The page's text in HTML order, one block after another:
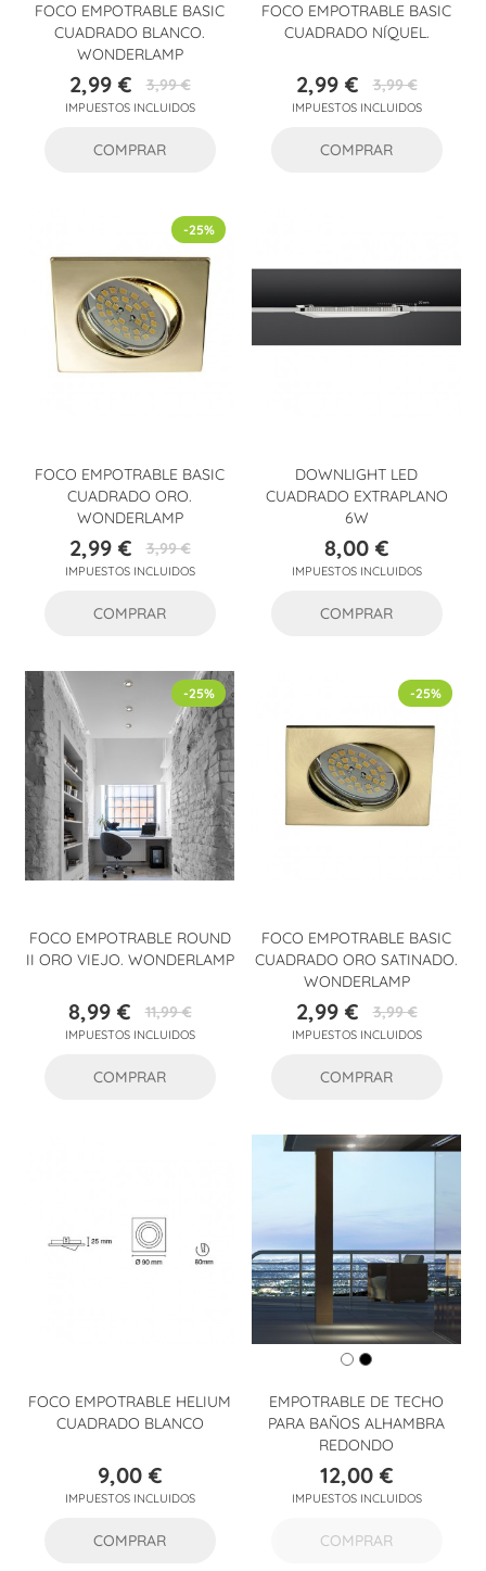
FOCO EMPOTRABLE BASIC
CUADRADO BLANCO.
WONDERLAMP
Precio
2,99 €Precio
base
3,99 €
IMPUESTOS INCLUIDOS
COMPRAR
FOCO EMPOTRABLE BASIC
CUADRADO NÍQUEL.
Precio
2,99 €Precio
base
3,99 €
IMPUESTOS INCLUIDOS
COMPRAR
FOCO EMPOTRABLE BASIC
CUADRADO ORO.
WONDERLAMP
Precio
2,99 €Precio
base
3,99 €
IMPUESTOS INCLUIDOS
-25%
COMPRAR
DOWNLIGHT LED
CUADRADO EXTRAPLANO
6W
Precio
8,00 €
IMPUESTOS INCLUIDOS
COMPRAR
FOCO EMPOTRABLE ROUND
II ORO VIEJO. WONDERLAMP
Precio
8,99 €Precio
base
11,99 €
IMPUESTOS INCLUIDOS
-25%
COMPRAR
FOCO EMPOTRABLE BASIC
CUADRADO ORO SATINADO.
WONDERLAMP
Precio
2,99 €Precio
base
3,99 €
IMPUESTOS INCLUIDOS
-25%
COMPRAR
FOCO EMPOTRABLE HELIUM
CUADRADO BLANCO
Precio
9,00 €
IMPUESTOS INCLUIDOS
COMPRAR
EMPOTRABLE DE TECHO
PARA BAÑOS ALHAMBRA
REDONDO
Precio
12,00 €
IMPUESTOS INCLUIDOS
COMPRAR